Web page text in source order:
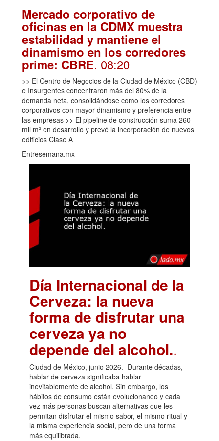
Mercado corporativo de
oficinas en la CDMX muestra
estabilidad y mantiene el
dinamismo en los corredores
prime: CBRE. 08:20
>> El Centro de Negocios de la Ciudad de México (CBD)
e Insurgentes concentraron más del 80% de la
demanda neta, consolidándose como los corredores
corporativos con mayor dinamismo y preferencia entre
las empresas >> El pipeline de construcción suma 260
mil m² en desarrollo y prevé la incorporación de nuevos
edificios Clase A
Entresemana.mx
Día Internacional de la
Cerveza: la nueva
forma de disfrutar una
cerveza ya no
depende del alcohol..
Ciudad de México, junio 2026.- Durante décadas,
hablar de cerveza significaba hablar
inevitablemente de alcohol. Sin embargo, los
hábitos de consumo están evolucionando y cada
vez más personas buscan alternativas que les
permitan disfrutar el mismo sabor, el mismo ritual y
la misma experiencia social, pero de una forma
más equilibrada.